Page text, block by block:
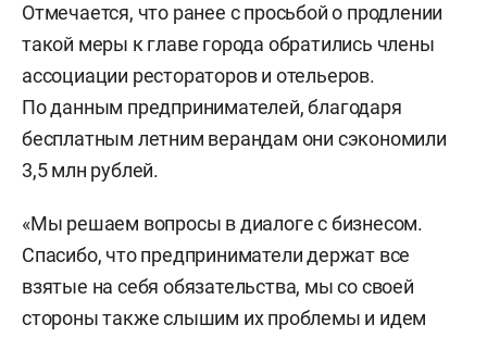
Отмечается, что ранее с просьбой о продлении
такой меры к главе города обратились члены
ассоциации рестораторов и отельеров.
По данным предпринимателей, благодаря
бесплатным летним верандам они сэкономили
3,5 млн рублей.
«Мы решаем вопросы в диалоге с бизнесом.
Спасибо, что предприниматели держат все
взятые на себя обязательства, мы со своей
стороны также слышим их проблемы и идем